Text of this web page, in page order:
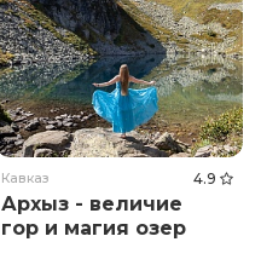
Кавказ 4.9
Архыз - величие
гор и магия озер